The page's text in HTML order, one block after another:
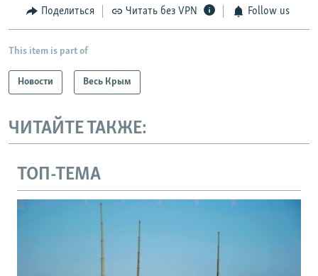
Поделиться Читать без VPN Follow us
This item is part of
Новости Весь Крым
ЧИТАЙТЕ ТАКЖЕ:
ТОП-ТЕМА